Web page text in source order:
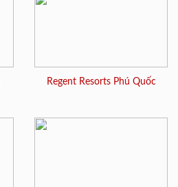
Regent Resorts Phú Quốc